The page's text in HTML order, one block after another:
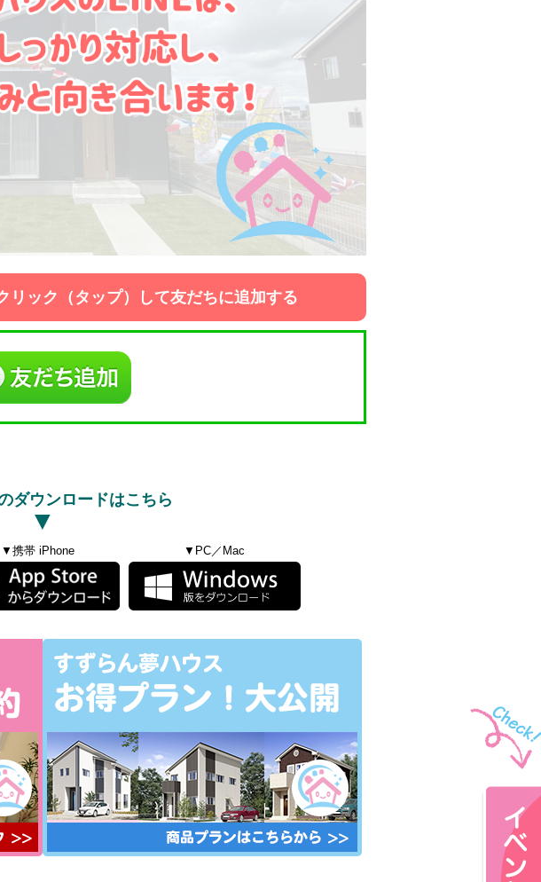
リック（タップ）して友だちに追加する
ダウンロードはこちら
▼
▼携帯 iPhone ▼PC／Mac